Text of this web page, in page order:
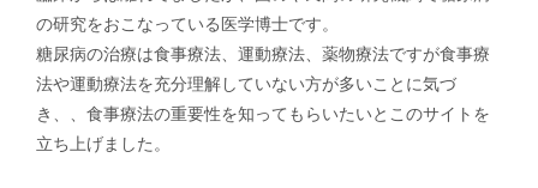
の研究をおこなっている医学博士です。
糖尿病の治療は食事療法、運動療法、薬物療法ですが食事療
法や運動療法を充分理解していない方が多いことに気づ
き、、食事療法の重要性を知ってもらいたいとこのサイトを
立ち上げました。